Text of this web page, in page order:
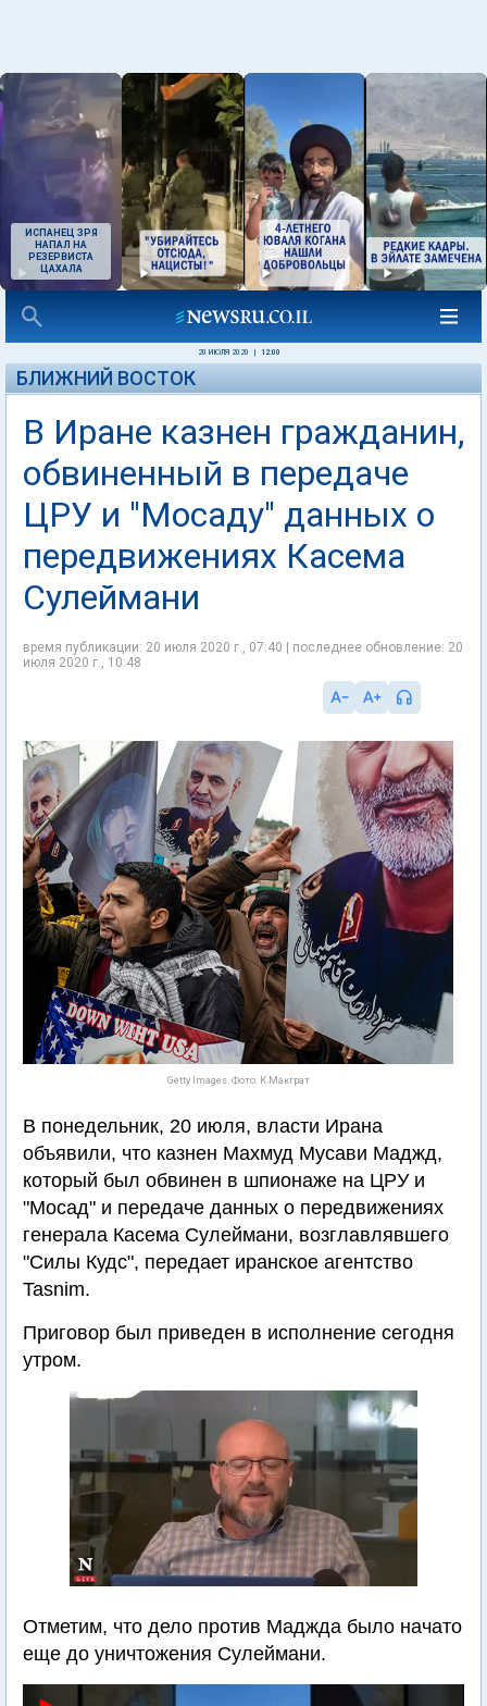
ИСПАНЕЦ ЗРЯ
НАПАЛ НА
РЕЗЕРВИСТА
ЦАХАЛА
20 ИЮЛЯ 2020 12:00
БЛИЖНИЙ ВОСТОК
В Иране казнен гражданин,
обвиненный в передаче
ЦРУ и "Мосаду" данных о
передвижениях Касема
Сулеймани
время публикации: 20 июля 2020 г., 07:40 | последнее обновление: 20
июля 2020 г., 10:48
Getty Images. Фото: К.Макграт
В понедельник, 20 июля, власти Ирана
объявили, что казнен Махмуд Мусави Маджд,
который был обвинен в шпионаже на ЦРУ и
"Мосад" и передаче данных о передвижениях
генерала Касема Сулеймани, возглавлявшего
"Силы Кудс", передает иранское агентство
Tasnim.
Приговор был приведен в исполнение сегодня
утром.
Отметим, что дело против Маджда было начато
еще до уничтожения Сулеймани.